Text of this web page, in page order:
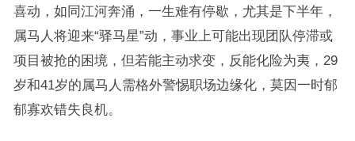
喜动，如同江河奔涌，一生难有停歇，尤其是下半年，
属马人将迎来“驿马星”动，事业上可能出现团队停滞或
项目被抢的困境，但若能主动求变，反能化险为夷，29
岁和41岁的属马人需格外警惕职场边缘化，莫因一时郁
郁寡欢错失良机。